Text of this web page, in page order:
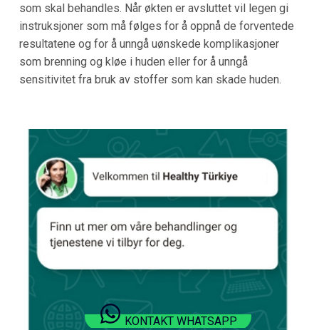
som skal behandles. Når økten er avsluttet vil legen gi
instruksjoner som må følges for å oppnå de forventede
resultatene og for å unngå uønskede komplikasjoner
som brenning og kløe i huden eller for å unngå
sensitivitet fra bruk av stoffer som kan skade huden.
KONTAKT WHATSAPP